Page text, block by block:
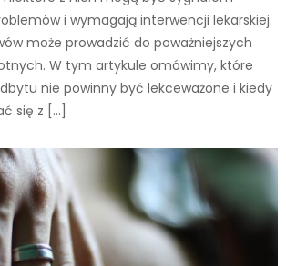
i wymagają interwencji lekarskiej.
może prowadzić do poważniejszych
W tym artykule omówimy, które
nie powinny być lekceważone i kiedy
się z […]